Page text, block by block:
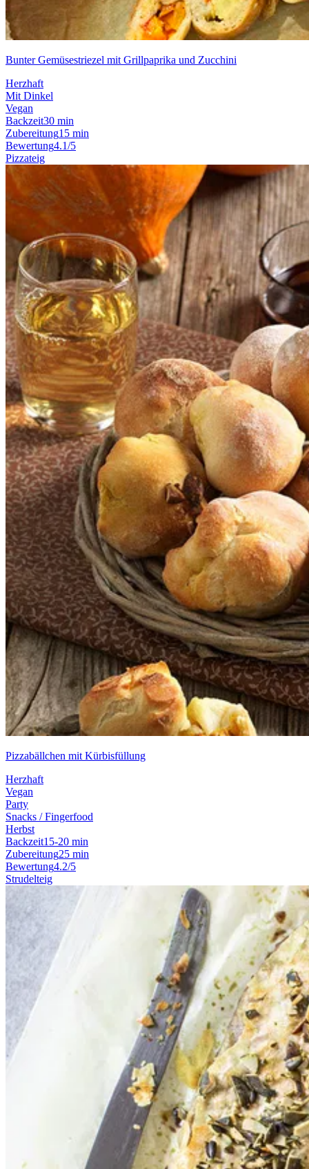
Bunter Gemüsestriezel mit Grillpaprika und Zucchini
Herzhaft
Mit Dinkel
Vegan
Backzeit30 min
Zubereitung15 min
Bewertung4.1/5
Pizzateig
Pizzabällchen mit Kürbisfüllung
Herzhaft
Vegan
Party
Snacks / Fingerfood
Herbst
Backzeit15-20 min
Zubereitung25 min
Bewertung4.2/5
Strudelteig